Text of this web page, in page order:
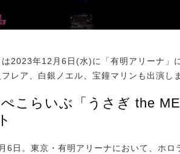
2023年12月6日(水)に「有明アリーナ」
レア、白銀ノエル、宝鐘マリンも出演し
こらいぶ「うさぎ the
日。東京・有明アリーナにおいて、ホロ